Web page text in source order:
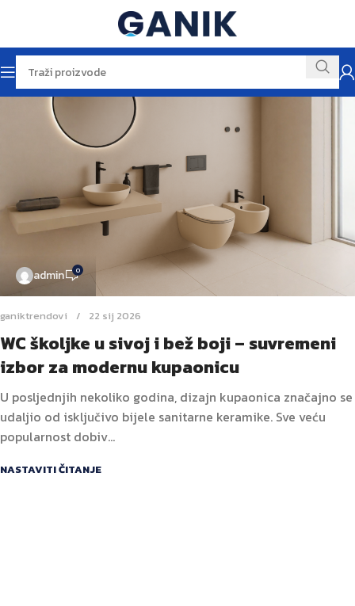
admin 0
ganiktrendovi 22 sij 2026
WC školjke u sivoj i bež boji – suvremeni
izbor za modernu kupaonicu
U posljednjih nekoliko godina, dizajn kupaonica značajno se
udaljio od isključivo bijele sanitarne keramike. Sve veću
popularnost dobiv...
NASTAVITI ČITANJE